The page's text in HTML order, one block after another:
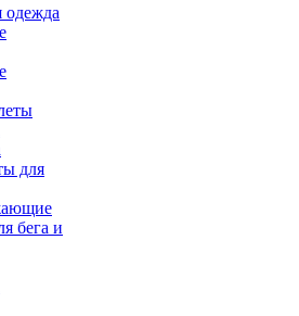
одежда
для
бега и